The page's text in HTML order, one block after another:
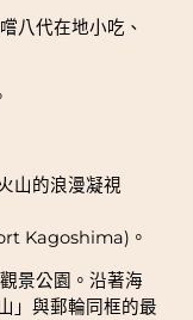
八代在地小吃、
山的浪漫凝視
Kagoshima)。
景公園。沿著海
」與郵輪同框的最